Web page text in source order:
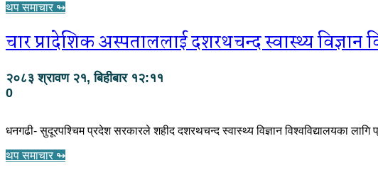
थप समाचार ↬
चार प्रादेशिक अस्पताललाई दशरथचन्द स्वास्थ्य विज्ञान
२०८३ श्रावण २१, बिहीबार १२:११
0
धनगढी- सुदूरपश्चिम प्रदेश सरकारले शहीद दशरथचन्द स्वास्थ्य विज्ञान विश्वविद्यालयका
थप समाचार ↬